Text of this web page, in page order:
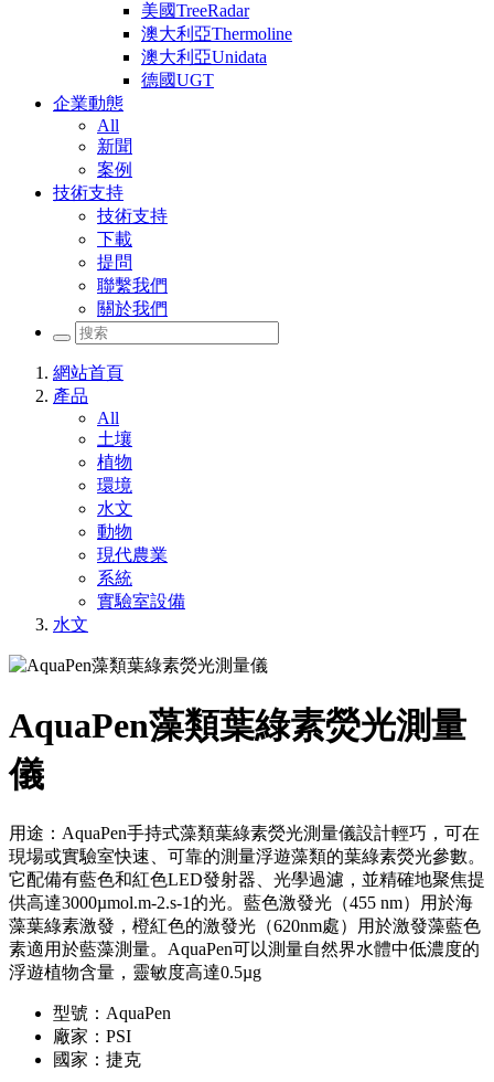
美國TreeRadar
澳大利亞Thermoline
澳大利亞Unidata
德國UGT
企業動態
All
新聞
案例
技術支持
技術支持
下載
提問
聯繫我們
關於我們
網站首頁
產品
All
土壤
植物
環境
水文
動物
現代農業
系統
實驗室設備
水文
AquaPen藻類葉綠素熒光測量
儀
用途：AquaPen手持式藻類葉綠素熒光測量儀設計輕巧，可在
現場或實驗室快速、可靠的測量浮遊藻類的葉綠素熒光參數。
它配備有藍色和紅色LED發射器、光學過濾，並精確地聚焦提
供高達3000µmol.m-2.s-1的光。藍色激發光（455 nm）用於海
藻葉綠素激發，橙紅色的激發光（620nm處）用於激發藻藍色
素適用於藍藻測量。AquaPen可以測量自然界水體中低濃度的
浮遊植物含量，靈敏度高達0.5µg
型號：AquaPen
廠家：PSI
國家：捷克